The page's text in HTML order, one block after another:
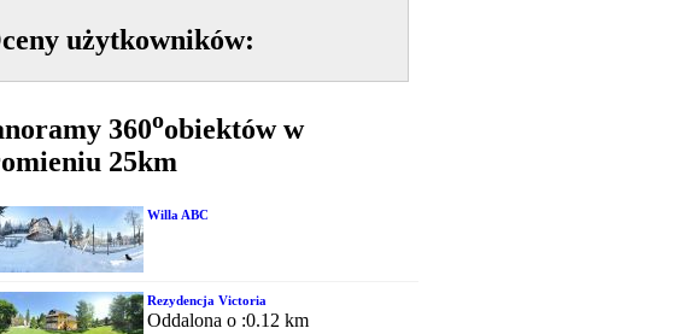
użytkowników:
360oobiektów w
25km
Willa ABC
Rezydencja Victoria
Oddalona o :0.12 km